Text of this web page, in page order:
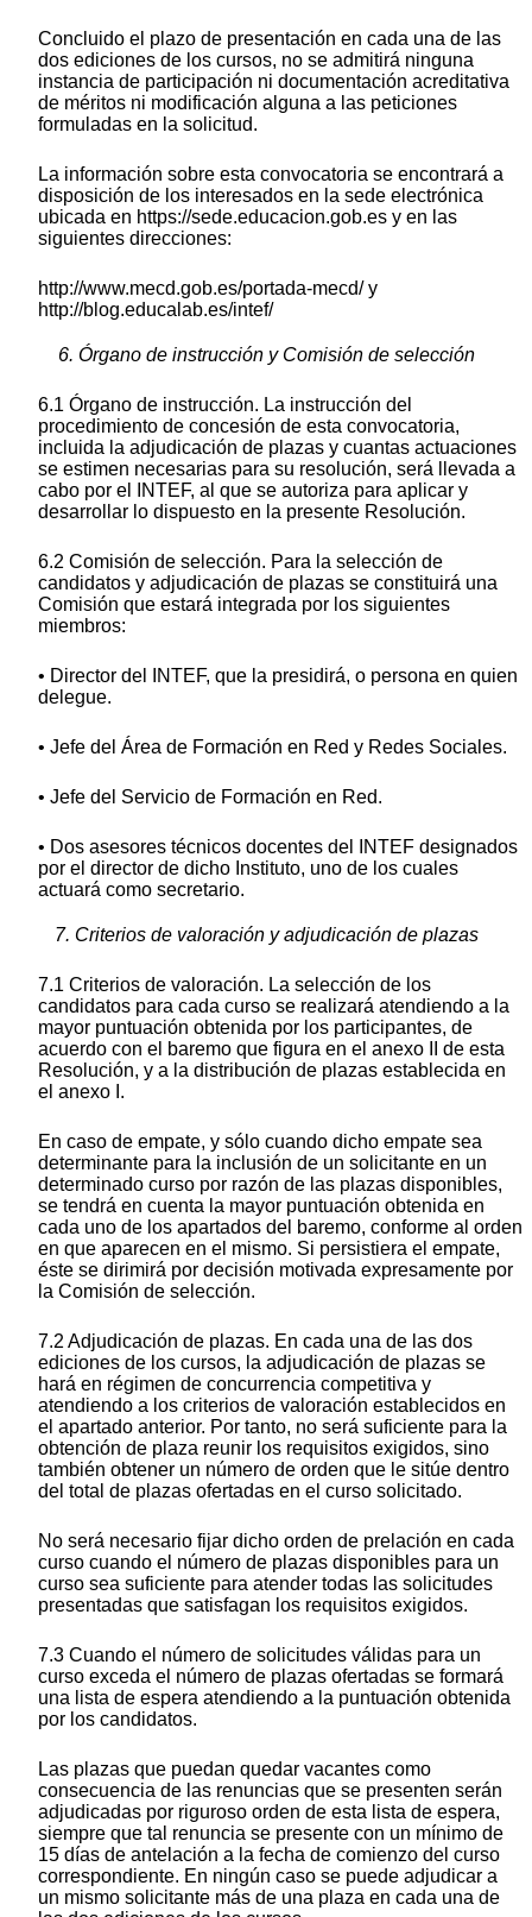
Concluido el plazo de presentación en cada una de las
dos ediciones de los cursos, no se admitirá ninguna
instancia de participación ni documentación acreditativa
de méritos ni modificación alguna a las peticiones
formuladas en la solicitud.
La información sobre esta convocatoria se encontrará a
disposición de los interesados en la sede electrónica
ubicada en https://sede.educacion.gob.es y en las
siguientes direcciones:
http://www.mecd.gob.es/portada-mecd/ y
http://blog.educalab.es/intef/
6. Órgano de instrucción y Comisión de selección
6.1 Órgano de instrucción. La instrucción del
procedimiento de concesión de esta convocatoria,
incluida la adjudicación de plazas y cuantas actuaciones
se estimen necesarias para su resolución, será llevada a
cabo por el INTEF, al que se autoriza para aplicar y
desarrollar lo dispuesto en la presente Resolución.
6.2 Comisión de selección. Para la selección de
candidatos y adjudicación de plazas se constituirá una
Comisión que estará integrada por los siguientes
miembros:
• Director del INTEF, que la presidirá, o persona en quien
delegue.
• Jefe del Área de Formación en Red y Redes Sociales.
• Jefe del Servicio de Formación en Red.
• Dos asesores técnicos docentes del INTEF designados
por el director de dicho Instituto, uno de los cuales
actuará como secretario.
7. Criterios de valoración y adjudicación de plazas
7.1 Criterios de valoración. La selección de los
candidatos para cada curso se realizará atendiendo a la
mayor puntuación obtenida por los participantes, de
acuerdo con el baremo que figura en el anexo II de esta
Resolución, y a la distribución de plazas establecida en
el anexo I.
En caso de empate, y sólo cuando dicho empate sea
determinante para la inclusión de un solicitante en un
determinado curso por razón de las plazas disponibles,
se tendrá en cuenta la mayor puntuación obtenida en
cada uno de los apartados del baremo, conforme al orden
en que aparecen en el mismo. Si persistiera el empate,
éste se dirimirá por decisión motivada expresamente por
la Comisión de selección.
7.2 Adjudicación de plazas. En cada una de las dos
ediciones de los cursos, la adjudicación de plazas se
hará en régimen de concurrencia competitiva y
atendiendo a los criterios de valoración establecidos en
el apartado anterior. Por tanto, no será suficiente para la
obtención de plaza reunir los requisitos exigidos, sino
también obtener un número de orden que le sitúe dentro
del total de plazas ofertadas en el curso solicitado.
No será necesario fijar dicho orden de prelación en cada
curso cuando el número de plazas disponibles para un
curso sea suficiente para atender todas las solicitudes
presentadas que satisfagan los requisitos exigidos.
7.3 Cuando el número de solicitudes válidas para un
curso exceda el número de plazas ofertadas se formará
una lista de espera atendiendo a la puntuación obtenida
por los candidatos.
Las plazas que puedan quedar vacantes como
consecuencia de las renuncias que se presenten serán
adjudicadas por riguroso orden de esta lista de espera,
siempre que tal renuncia se presente con un mínimo de
15 días de antelación a la fecha de comienzo del curso
correspondiente. En ningún caso se puede adjudicar a
un mismo solicitante más de una plaza en cada una de